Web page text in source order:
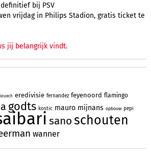
bij PSV
vrijdag in Philips Stadion, gratis ticket te
jij belangrijk vindt.
eredivisie fernandez feyenoord flamingo
godts kostic mauro mijnans opbouw pepi
sanoschouten
wanner